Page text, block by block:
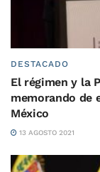
DESTACADO
El régimen y la
memorando de
México
13 AGOSTO 2021